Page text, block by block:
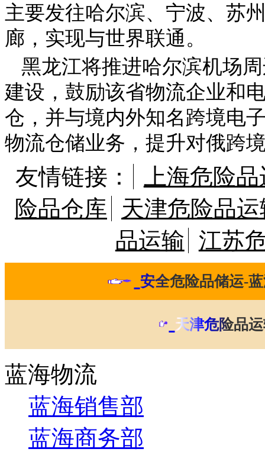
主要发往哈尔滨、宁波、苏
廊，实现与世界联通。
黑龙江将推进哈尔滨机场
建设，鼓励该省物流企业和
仓，并与境内外知名跨境电
物流仓储业务，提升对俄跨
友情链接：
上海危险
险品仓库
天津危险品运
品运输 江苏
安全危险品储运-
天津危险品
蓝海物流
蓝海销售部
蓝海商务部